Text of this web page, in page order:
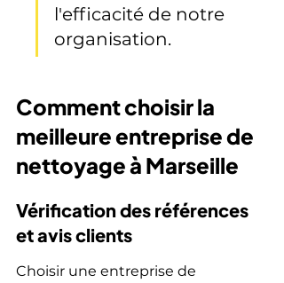
l'efficacité de notre
organisation.
Comment choisir la
meilleure entreprise de
nettoyage à Marseille
Vérification des références
et avis clients
Choisir une entreprise de